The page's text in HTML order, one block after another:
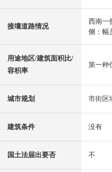
接壤道路情况
西南一
侧：幅
用途地区/建筑面积比/
容积率
第一种
城市规划 市街区
建筑条件 没有
国土法届出要否 不